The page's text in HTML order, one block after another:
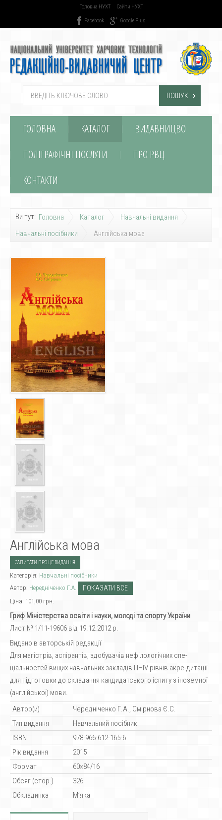
Головна НУХТ Сайти НУХТ
Facebook Google Plus
ПОШУК
ГОЛОВНА КАТАЛОГ
ВИДАВНИЦВО
ПОЛІГРАФІЧНІ ПОСЛУГИ
ПРО РВЦ
КОНТАКТИ
Ви тут: Головна Каталог
Навчальні видання
Навчальні посібники
Англійська мова
Англійська мова
ЗАПИТАТИ ПРО ЦЕ ВИДАННЯ
Категорія: Навчальні посібники
Автор: Чередніченко Г.А. ПОКАЗАТИ ВСЕ
Ціна: 101,00 грн.
Гриф Міністерства освіти і науки, молоді та спорту України
Лист № 1/11-19606 від 19.12.2012 р.
Видано в авторській редакції
Для магістрів, аспірантів, здобувачів нефілологічних спе-
ціальностей вищих навчальних закладів III–IV рівнів акре-дитації
для підготовки до складання кандидатського іспиту з іноземної
(англійської) мови.
Автор(и)
Чередніченко Г.А., Смірнова Є.С.
Тип видання
Навчальний посібник
ISBN
978-966-612-165-6
Рік видання
2015
Формат
60×84/16
Обсяг (стор.)
326
Обкладинка
М’яка